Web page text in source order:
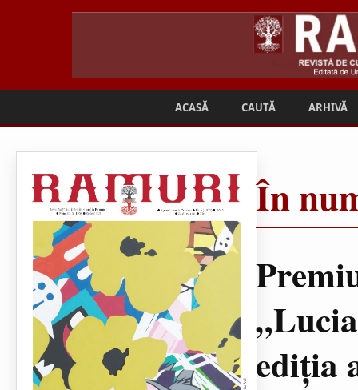
ACASĂ CAUTĂ ARHIVĂ
În
ediţia